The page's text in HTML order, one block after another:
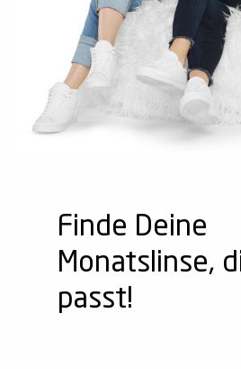
Finde Deine
Monatslinse,
passt!